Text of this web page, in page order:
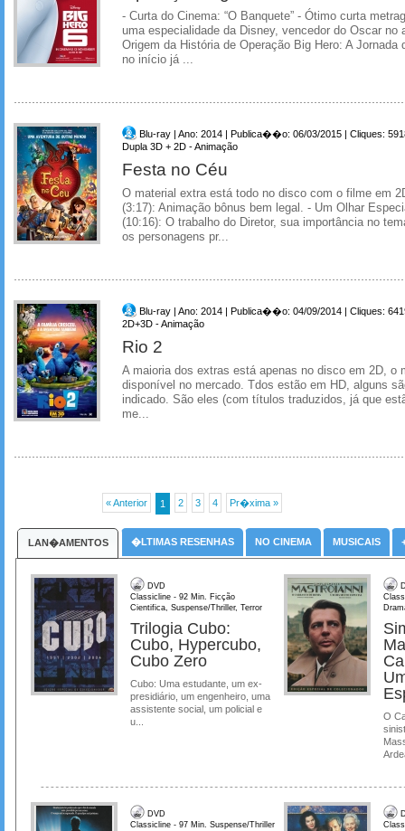
- Curta do Cinema: “O Banquete” - Ótimo curta
uma especialidade da Disney, vencedor do Oscar no
Origem da História de Operação Big Hero: A Jornada
no início já ...
Blu-ray | Ano: 2014 | Publica��o: 06/03/2015 | Cliques:
Dupla 3D + 2D - Animação
Festa no Céu
O material extra está todo no disco com o filme em
(3:17): Animação bônus bem legal. - Um Olhar
(10:16): O trabalho do Diretor, sua importância no
os personagens pr...
Blu-ray | Ano: 2014 | Publica��o: 04/09/2014 | Cliques:
2D+3D - Animação
Rio 2
A maioria dos extras está apenas no disco em 2D, o
disponível no mercado. Tdos estão em HD, alguns
indicado. São eles (com títulos traduzidos, já que
me...
« Anterior 1 2 3 4 Pr�xima »
LAN�AMENTOS �LTIMAS RESENHAS NO CINEMA MUSICAIS
DVD
Classicline - 92 Min. Ficção
Cientifica, Suspense/Thriller, Terror
Trilogia Cubo:
Cubo, Hypercubo,
Cubo Zero
Cubo: Uma estudante, um ex-
presidiário, um engenheiro, uma
assistente social, um policial e
u...
O
DVD
Classicline - 97 Min. Suspense/Thriller